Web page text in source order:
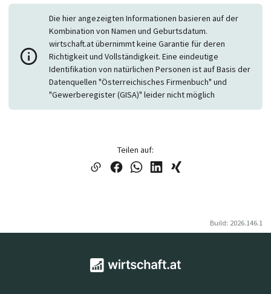
Die hier angezeigten Informationen basieren auf der
Kombination von Namen und Geburtsdatum.
wirtschaft.at übernimmt keine Garantie für deren
Richtigkeit und Vollständigkeit. Eine eindeutige
Identifikation von natürlichen Personen ist auf Basis der
Datenquellen "Österreichisches Firmenbuch" und
"Gewerberegister (GISA)" leider nicht möglich
Teilen auf:
Build: 2026.146.1